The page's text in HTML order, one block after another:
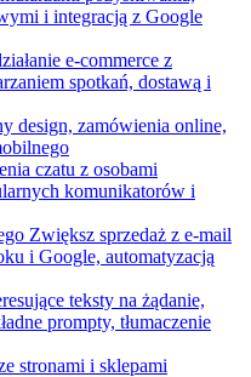
i integracją z Google
e-commerce z
spotkań, dostawą i
design, zamówienia online,
czatu z osobami
komunikatorów i
Zwiększ sprzedaż z e-mail
i Google, automatyzacją
teksty na żądanie,
prompty, tłumaczenie
stronami i sklepami